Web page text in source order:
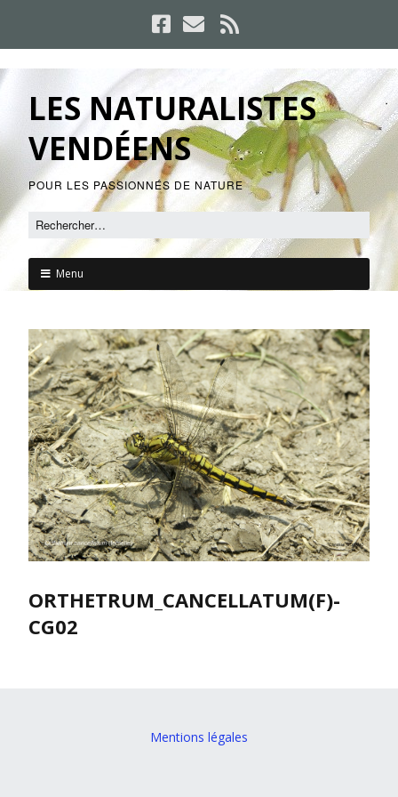
LES NATURALISTES
VENDÉENS
POUR LES PASSIONNÉS DE NATURE
Menu
ORTHETRUM_CANCELLATUM(F)-
CG02
Mentions légales